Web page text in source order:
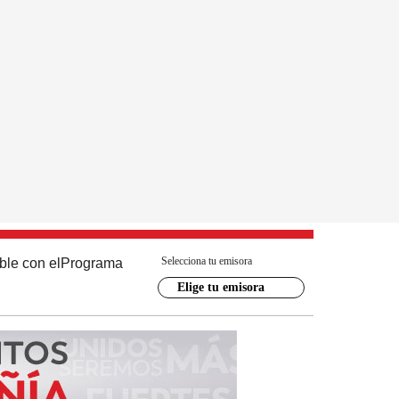
con el Programa Selecciona tu emisora
Elige tu emisora